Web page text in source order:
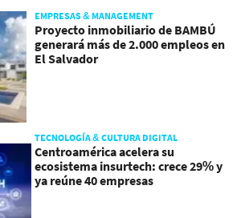
EMPRESAS & MANAGEMENT
Proyecto inmobiliario de BAMBÚ
generará más de 2.000 empleos en
El Salvador
TECNOLOGÍA & CULTURA DIGITAL
Centroamérica acelera su
ecosistema insurtech: crece 29% y
ya reúne 40 empresas